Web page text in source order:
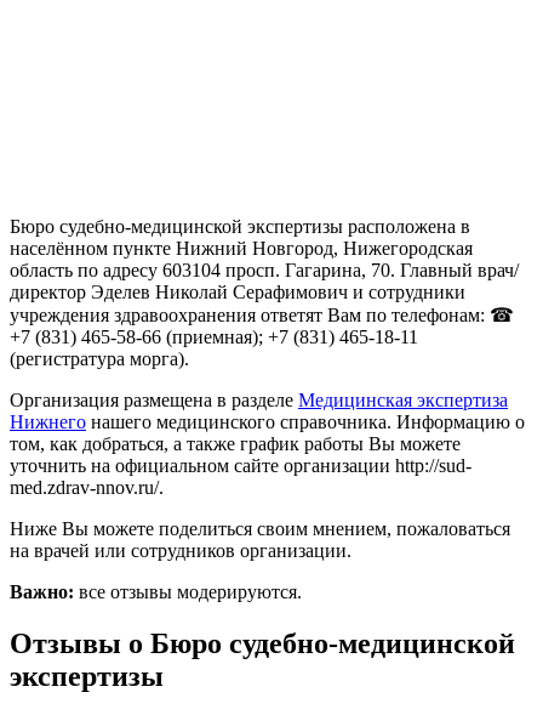
Бюро судебно-медицинской экспертизы расположена в
населённом пункте Нижний Новгород, Нижегородская
область по адресу 603104 просп. Гагарина, 70. Главный врач/
директор Эделев Николай Серафимович и сотрудники
учреждения здравоохранения ответят Вам по телефонам: ☎
+7 (831) 465-58-66 (приемная); +7 (831) 465-18-11
(регистратура морга).
Организация размещена в разделе Медицинская экспертиза
Нижнего нашего медицинского справочника. Информацию о
том, как добраться, а также график работы Вы можете
уточнить на официальном сайте организации http://sud-
med.zdrav-nnov.ru/.
Ниже Вы можете поделиться своим мнением, пожаловаться
на врачей или сотрудников организации.
Важно: все отзывы модерируются.
Отзывы о Бюро судебно-медицинской
экспертизы